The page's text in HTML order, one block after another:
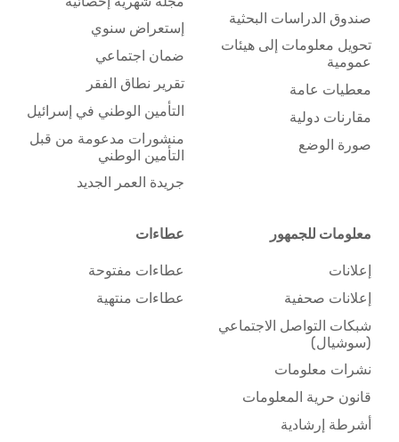
صندوق الدراسات البحثية
تحويل معلومات إلى هيئات
عمومية
معطيات عامة
مقارنات دولية
صورة الوضع
إستعراض سنوي
ضمان اجتماعي
تقرير نطاق الفقر
التأمين الوطني في إسرائيل
منشورات مدعومة من قبل
التأمين الوطني
جريدة العمر الجديد
معلومات للجمهور
إعلانات
إعلانات صحفية
شبكات التواصل الاجتماعي
(سوشيال)
نشرات معلومات
قانون حرية المعلومات
أشرطة إرشادية
عطاءات
عطاءات مفتوحة
عطاءات منتهية